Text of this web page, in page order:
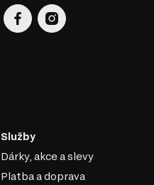
Služby
Dárky, akce a slevy
Platba a doprava